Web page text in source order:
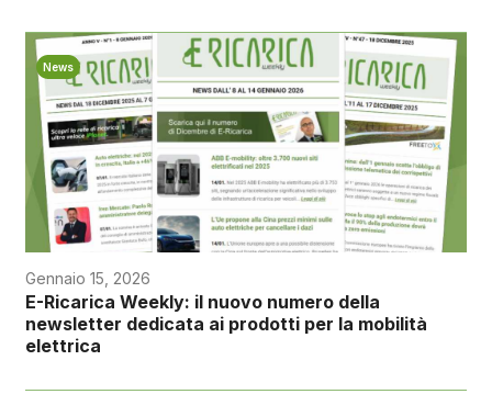
News
Gennaio 15, 2026
E-Ricarica Weekly: il nuovo numero della
newsletter dedicata ai prodotti per la mobilità
elettrica